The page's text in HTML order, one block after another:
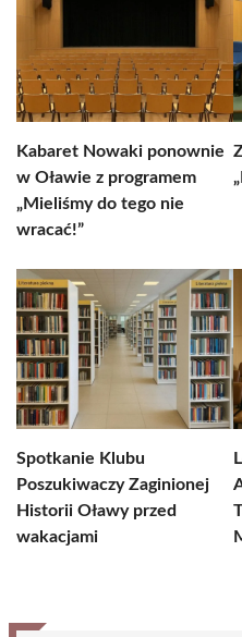
Kabaret Nowaki ponownie
w Oławie z programem
„Mieliśmy do tego nie
wracać!”
Spotkanie Klubu
Poszukiwaczy Zaginionej
Historii Oławy przed
wakacjami